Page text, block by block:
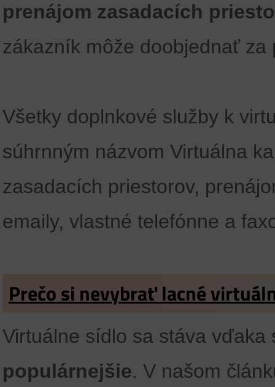
prenájom zasadacích
zákazník môže doobjednať za
Všetky doplnkové služby k
súhrnným názvom Virtuálna
zasadacích priestorov,
emaily, vlastné telefónne a
Prečo si nevybrať lacné
Virtuálne sídlo sa stáva
populárnejšie. V našom